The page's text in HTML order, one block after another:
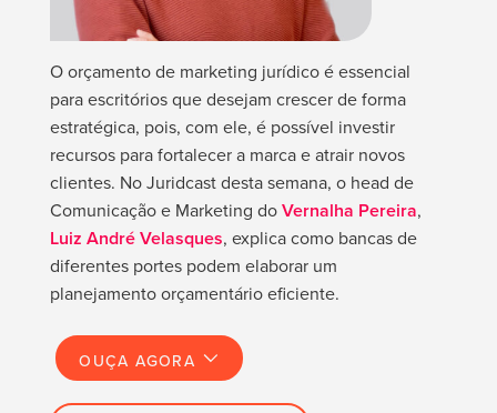
O orçamento de marketing jurídico é essencial
para escritórios que desejam crescer de forma
estratégica, pois, com ele, é possível investir
recursos para fortalecer a marca e atrair novos
clientes. No Juridcast desta semana, o head de
Comunicação e Marketing doVernalha Pereira,
Luiz André Velasques, explica como bancas de
diferentes portes podem elaborar um
planejamento orçamentário eficiente.
OUÇA AGORA